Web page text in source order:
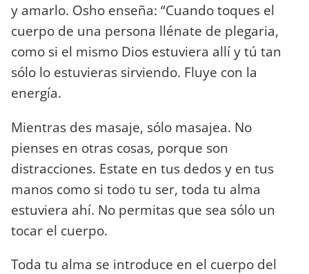
y amarlo. Osho enseña: “Cuando toques el
cuerpo de una persona llénate de plegaria,
como si el mismo Dios estuviera allí y tú tan
sólo lo estuvieras sirviendo. Fluye con la
energía.
Mientras des masaje, sólo masajea. No
pienses en otras cosas, porque son
distracciones. Estate en tus dedos y en tus
manos como si todo tu ser, toda tu alma
estuviera ahí. No permitas que sea sólo un
tocar el cuerpo.
Toda tu alma se introduce en el cuerpo del